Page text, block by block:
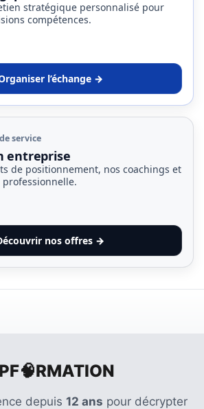
stratégique personnalisé pour
compétences.
l’échange →
service
entreprise
de positionnement, nos coachings et
nos offres →
depuis 12 ans pour décrypter